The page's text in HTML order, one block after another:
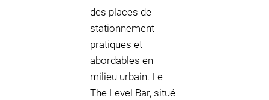
des places de
stationnement
pratiques et
abordables en
milieu urbain. Le
The Level Bar, situé